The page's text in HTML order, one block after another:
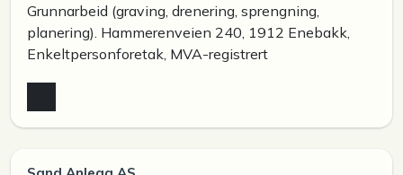
Grunnarbeid (graving, drenering, sprengning,
planering). Hammerenveien 240, 1912 Enebakk,
Enkeltpersonforetak, MVA-registrert